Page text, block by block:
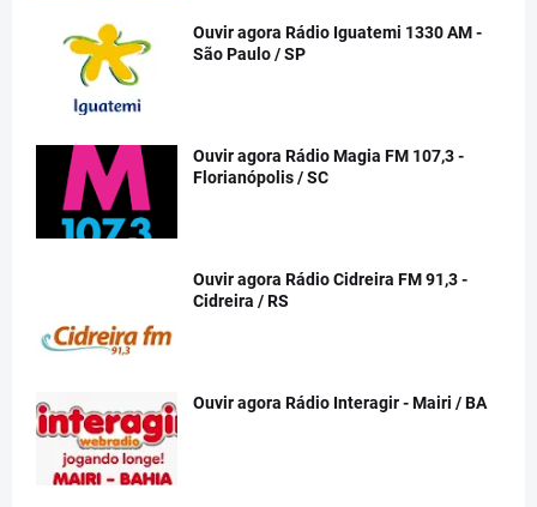
Ouvir agora Rádio Iguatemi 1330 AM -
São Paulo / SP
Ouvir agora Rádio Magia FM 107,3 -
Florianópolis / SC
Ouvir agora Rádio Cidreira FM 91,3 -
Cidreira / RS
Ouvir agora Rádio Interagir - Mairi / BA